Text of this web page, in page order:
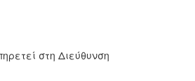
στη Διεύθυνση